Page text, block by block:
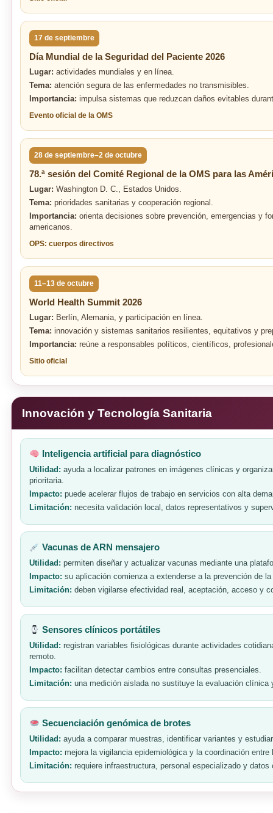
17 de septiembre
Día Mundial de la Seguridad del Paciente 2026
Lugar: actividades mundiales y en línea.
Tema: atención segura de las enfermedades no transmisibles.
Importancia: impulsa sistemas que reduzcan daños evitables
Evento oficial de la OMS
28 de septiembre–2 de octubre
78.ª sesión del Comité Regional de la OMS para las
Lugar: Washington D. C., Estados Unidos.
Tema: prioridades sanitarias y cooperación regional.
Importancia: orienta decisiones sobre prevención, emergencias y
americanos.
OPS: cuerpos directivos
11–13 de octubre
World Health Summit 2026
Lugar: Berlín, Alemania, y participación en línea.
Tema: innovación y sistemas sanitarios resilientes, equitativos y
Importancia: reúne a responsables políticos, científicos,
Sitio oficial
Innovación y Tecnología Sanitaria
Inteligencia artificial para diagnóstico
Utilidad: ayuda a localizar patrones en imágenes clínicas y
prioritaria.
Impacto: puede acelerar flujos de trabajo en servicios con alta
Limitación: necesita validación local, datos representativos y
Vacunas de ARN mensajero
Utilidad: permiten diseñar y actualizar vacunas mediante una
Impacto: su aplicación comienza a extenderse a la prevención de
Limitación: deben vigilarse efectividad real, aceptación, acceso y
Sensores clínicos portátiles
Utilidad: registran variables fisiológicas durante actividades
remoto.
Impacto: facilitan detectar cambios entre consultas presenciales.
Limitación: una medición aislada no sustituye la evaluación clínica
Secuenciación genómica de brotes
Utilidad: ayuda a comparar muestras, identificar variantes y
Impacto: mejora la vigilancia epidemiológica y la coordinación entre
Limitación: requiere infraestructura, personal especializado y